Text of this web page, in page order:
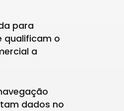
para
qualificam o
a
dados no